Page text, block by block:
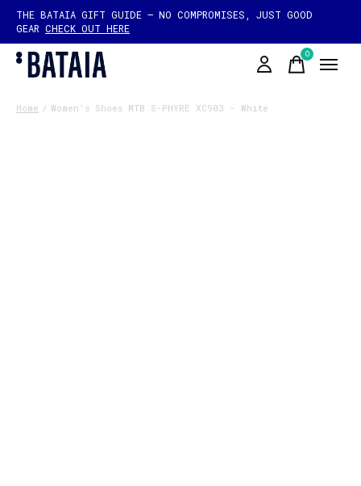
THE BATAIA GIFT GUIDE — NO COMPROMISES, JUST GOOD
GEAR CHECK OUT HERE
0items
Home / Women's Shoes MTB S-PHYRE XC903 - White